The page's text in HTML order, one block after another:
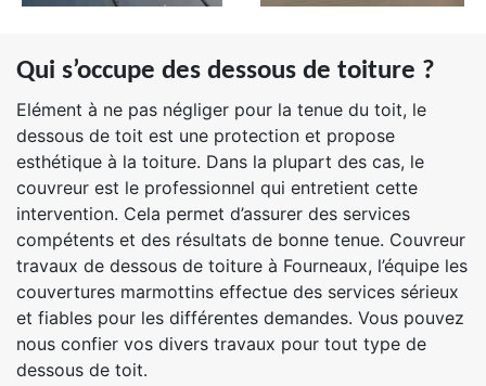
Qui s’occupe des dessous de toiture ?
Elément à ne pas négliger pour la tenue du toit, le
dessous de toit est une protection et propose
esthétique à la toiture. Dans la plupart des cas, le
couvreur est le professionnel qui entretient cette
intervention. Cela permet d’assurer des services
compétents et des résultats de bonne tenue. Couvreur
travaux de dessous de toiture à Fourneaux, l’équipe les
couvertures marmottins effectue des services sérieux
et fiables pour les différentes demandes. Vous pouvez
nous confier vos divers travaux pour tout type de
dessous de toit.